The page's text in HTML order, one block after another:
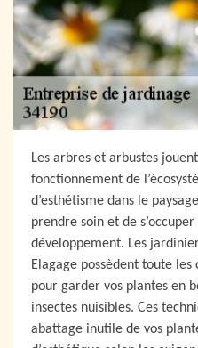
Les arbres et arbustes
fonctionnement de
d’esthétisme dans le
prendre soin et de
développement. Les
Elagage possèdent toute
pour garder vos plantes en
insectes nuisibles. Ces
abattage inutile de vos